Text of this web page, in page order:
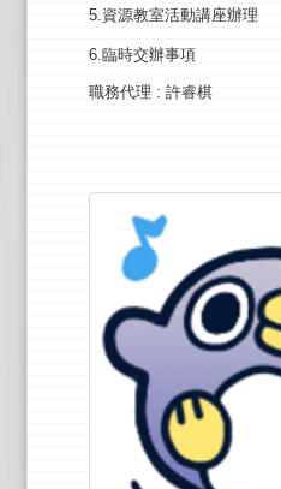
5.資源教室活動講座辦理
6.臨時交辦事項
職務代理 : 許睿棋